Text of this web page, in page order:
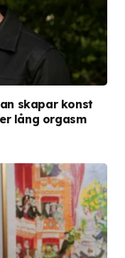
skapar konst
lång orgasm